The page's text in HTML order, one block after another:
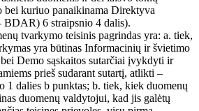
bei kuriuo panaikinama Direktyva
BDAR) 6 straipsnio 4 dalis).
tvarkymo teisinis pagrindas yra: a. tiek,
yra būtinas Informacinių ir švietimo
Demo sąskaitos sutarčiai įvykdyti ir
prieš sudarant sutartį, atlikti –
1 dalies b punktas; b. tiek, kiek duomenų
duomenų valdytojui, kad jis galėtų